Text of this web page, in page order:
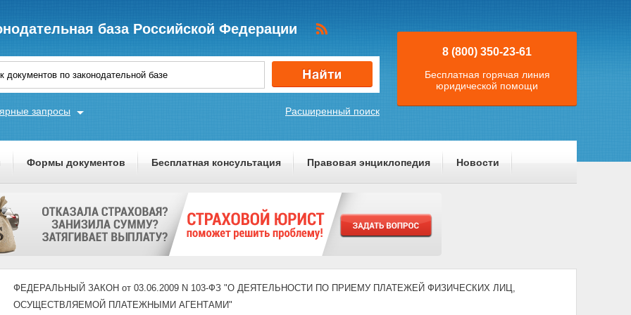
база Российской Федерации
Расширенный поиск
запросы
8 (800) 350-23-61
Бесплатная горячая линия
юридической помощи
Формы документов Бесплатная консультация Правовая энциклопедия Новости
ФЕДЕРАЛЬНЫЙ ЗАКОН от 03.06.2009 N 103-ФЗ "О ДЕЯТЕЛЬНОСТИ ПО ПРИЕМУ ПЛАТЕЖЕЙ ФИЗИЧЕСКИХ ЛИЦ,
ОСУЩЕСТВЛЯЕМОЙ ПЛАТЕЖНЫМИ АГЕНТАМИ"